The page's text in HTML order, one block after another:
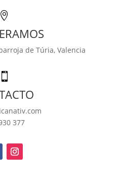

de Túria, Valencia

377